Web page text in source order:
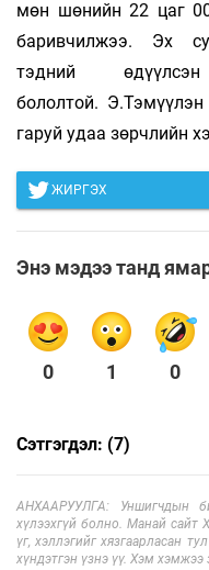
мөн шөнийн 22 цаг
баривчилжээ. Эх
тэдний
бололтой.
гаруй удаа зөрчлийн
ЖИРГЭХ
Энэ мэдээ танд
0 1 0
Сэтгэгдэл: (7)
АНХААРУУЛГА: Уншигчдын
хүлээхгүй болно. Манай сайт
үг, хэллэгийг хязгаарласан
хүндэтгэн үзнэ үү. Хэм хэмжээ